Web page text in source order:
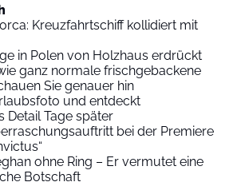
Kreuzfahrtschiff kollidiert mit
in Polen von Holzhaus erdrückt
ganz normale frischgebackene
Sie genauer hin
und entdeckt
Detail Tage später
bei der Premiere
ohne Ring – Er vermutet eine
Botschaft